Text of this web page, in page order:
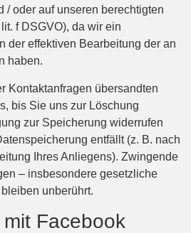
/ oder auf unseren berechtigten
f DSGVO), da wir ein
der effektiven Bearbeitung der an
haben.
Kontaktanfragen übersandten
bis Sie uns zur Löschung
zur Speicherung widerrufen
entfällt (z. B. nach
Ihres Anliegens). Zwingende
– insbesondere gesetzliche
unberührt.
Facebook